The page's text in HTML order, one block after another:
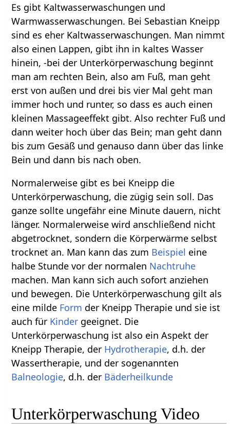
Es gibt Kaltwasserwaschungen und
Warmwasserwaschungen. Bei Sebastian Kneipp
sind es eher Kaltwasserwaschungen. Man nimmt
also einen Lappen, gibt ihn in kaltes Wasser
hinein, -bei der Unterkörperwaschung beginnt
man am rechten Bein, also am Fuß, man geht
erst von außen und drei bis vier Mal geht man
immer hoch und runter, so dass es auch einen
kleinen Massageeffekt gibt. Also rechter Fuß und
dann weiter hoch über das Bein; man geht dann
bis zum Gesäß und genauso dann über das linke
Bein und dann bis nach oben.
Normalerweise gibt es bei Kneipp die
Unterkörperwaschung, die zügig sein soll. Das
ganze sollte ungefähr eine Minute dauern, nicht
länger. Normalerweise wird anschließend nicht
abgetrocknet, sondern die Körperwärme selbst
trocknet an. Man kann das zum Beispiel eine
halbe Stunde vor der normalen Nachtruhe
machen. Man kann sich auch sofort anziehen
und bewegen. Die Unterkörperwaschung gilt als
eine milde Form der Kneipp Therapie und sie ist
auch für Kinder geeignet. Die
Unterkörperwaschung ist also ein Aspekt der
Kneipp Therapie, der Hydrotherapie, d.h. der
Wassertherapie, und der sogenannten
Balneologie, d.h. der Bäderheilkunde
Unterkörperwaschung Video